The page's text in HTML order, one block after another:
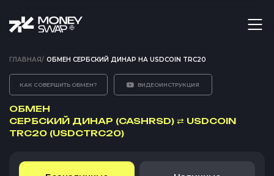
ГЛАВНАЯ/ ОБМЕН СЕРБСКИЙ ДИНАР НА USDCOIN TRC20
КАК СОВЕРШИТЬ ОБМЕН? ВИДЕОИНСТРУКЦИЯ
ОБМЕН
СЕРБСКИЙ ДИНАР (CASHRSD) ⇄ USDCOIN
TRC20 (USDCTRC20)